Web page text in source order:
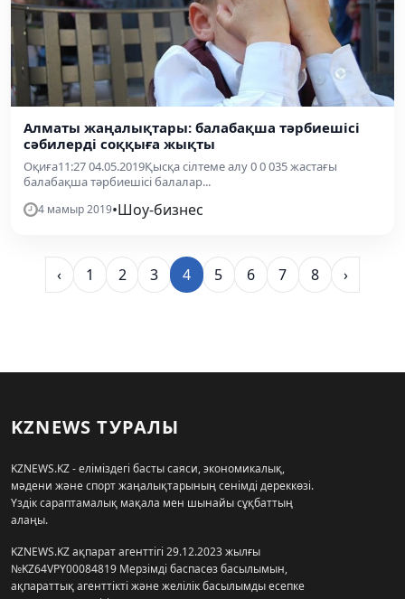
Алматы жаңалықтары: балабақша тәрбиешісі
сәбилерді соққыға жықты
Оқиға11:27 04.05.2019Қысқа сілтеме алу 0 0 035 жастағы
балабақша тәрбиешісі балалар...
4 мамыр 2019•Шоу-бизнес
‹ 1 2 3 4 5 6 7 8 ›
KZNEWS ТУРАЛЫ
KZNEWS.KZ - еліміздегі басты саяси, экономикалық,
мәдени және спорт жаңалықтарының сенімді дереккөзі.
Үздік сараптамалық мақала мен шынайы сұқбаттың
алаңы.
KZNEWS.KZ ақпарат агенттігі 29.12.2023 жылғы
№KZ64VPY00084819 Мерзімді баспасөз басылымын,
ақпараттық агенттікті және желілік басылымды есепке